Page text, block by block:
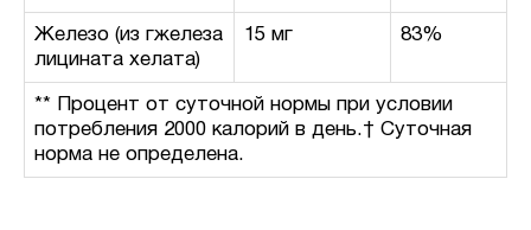
Железо (из гжелеза
лицината хелата)
15 мг 83%
** Процент от суточной нормы при условии
потребления 2000 калорий в день.† Суточная
норма не определена.